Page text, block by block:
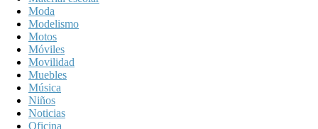
Moda
Modelismo
Motos
Móviles
Movilidad
Muebles
Música
Niños
Noticias
Oficina